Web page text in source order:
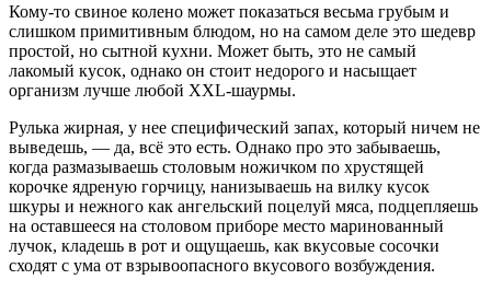
Кому-то свиное колено может показаться весьма грубым и
слишком примитивным блюдом, но на самом деле это шедевр
простой, но сытной кухни. Может быть, это не самый
лакомый кусок, однако он стоит недорого и насыщает
организм лучше любой XXL-шаурмы.
Рулька жирная, у нее специфический запах, который ничем не
выведешь, — да, всё это есть. Однако про это забываешь,
когда размазываешь столовым ножичком по хрустящей
корочке ядреную горчицу, нанизываешь на вилку кусок
шкуры и нежного как ангельский поцелуй мяса, подцепляешь
на оставшееся на столовом приборе место маринованный
лучок, кладешь в рот и ощущаешь, как вкусовые сосочки
сходят с ума от взрывоопасного вкусового возбуждения.